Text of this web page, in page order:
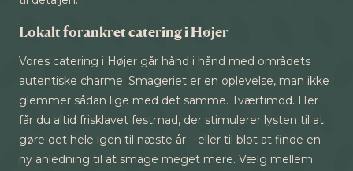
Lokalt forankret catering i Højer
Vores catering i Højer går hånd i hånd med områdets
autentiske charme. Smageriet er en oplevelse, man ikke
glemmer sådan lige med det samme. Tværtimod. Her
får du altid frisklavet festmad, der stimulerer lysten til at
gøre det hele igen til næste år – eller til blot at finde en
ny anledning til at smage meget mere. Vælg mellem